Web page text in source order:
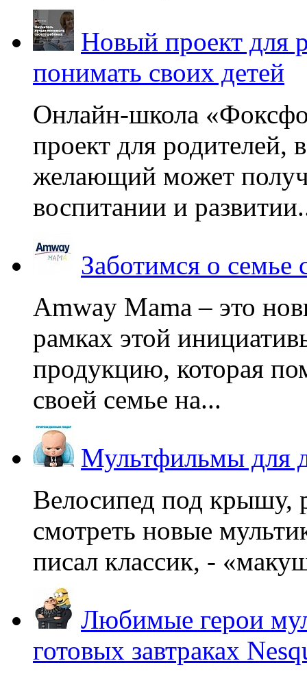
Новый проект для
понимать своих детей
Онлайн-школа
проект для родителей,
желающий может
воспитании и
Заботимся о
Amway Mama – это
рамках этой
продукцию, которая
своей семье на...
Мультфильмы для
Велосипед под крышу,
смотреть новые
писал классик, -
Любимые герои
готовых завтраках